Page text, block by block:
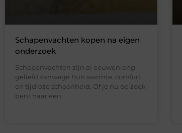
Schapenvachten kopen na eigen
onderzoek
Schapenvachten zijn al eeuwenlang
geliefd vanwege hun warmte, comfort
en tijdloze schoonheid. Of je nu op zoek
bent naar een